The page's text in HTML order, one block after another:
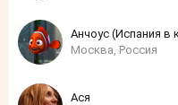
Анчоус (Испания в
Москва, Россия
Ася